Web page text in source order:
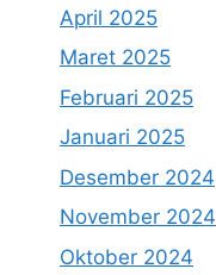
April 2025
Maret 2025
Februari 2025
Januari 2025
Desember 2024
November 2024
Oktober 2024